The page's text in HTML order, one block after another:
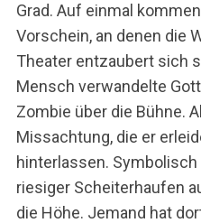
Grad. Auf einmal
Vorschein, an denen die
Theater entzaubert sich
Mensch verwandelte
Zombie über die Bühne.
Missachtung, die er
hinterlassen.
riesiger Scheiterhaufen
die Höhe. Jemand hat